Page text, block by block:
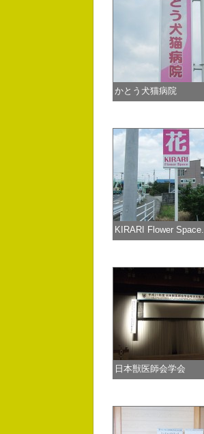
かとう犬猫病院
KIRARI Flower Space.
日本獣医師会学会